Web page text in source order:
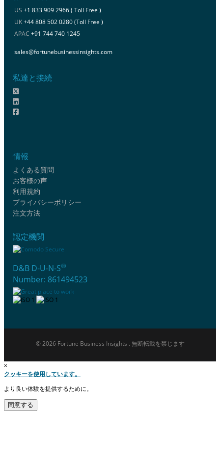
US +1 833 909 2966 ( Toll Free )
UK+44 808 502 0280 (Toll Free )
APAC +91 744 740 1245
sales@fortunebusinessinsights.com
私達と接続
情報
よくある質問
お客様の声
利用規約
プライバシーポリシー
注文方法
認定機関
D&B D-U-N-S®
Number: 861494523
© 2026 Fortune Business Insights . 無断転載を禁じます
×
クッキーを使用しています。
より良い体験を提供するために。
同意する